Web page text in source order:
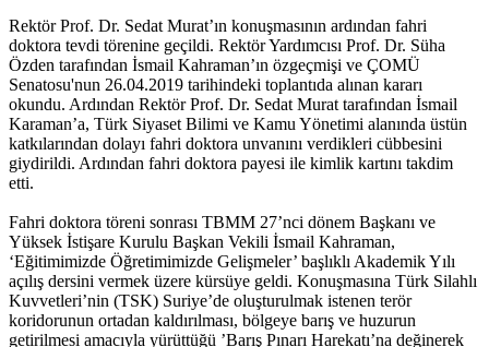
Rektör Prof. Dr. Sedat Murat’ın konuşmasının ardından fahri
doktora tevdi törenine geçildi. Rektör Yardımcısı Prof. Dr. Süha
Özden tarafından İsmail Kahraman’ın özgeçmişi ve ÇOMÜ
Senatosu'nun 26.04.2019 tarihindeki toplantıda alınan kararı
okundu. Ardından Rektör Prof. Dr. Sedat Murat tarafından İsmail
Karaman’a, Türk Siyaset Bilimi ve Kamu Yönetimi alanında üstün
katkılarından dolayı fahri doktora unvanını verdikleri cübbesini
giydirildi. Ardından fahri doktora payesi ile kimlik kartını takdim
etti.
Fahri doktora töreni sonrası TBMM 27’nci dönem Başkanı ve
Yüksek İstişare Kurulu Başkan Vekili İsmail Kahraman,
‘Eğitimimizde Öğretimimizde Gelişmeler’ başlıklı Akademik Yılı
açılış dersini vermek üzere kürsüye geldi. Konuşmasına Türk Silahlı
Kuvvetleri’nin (TSK) Suriye’de oluşturulmak istenen terör
koridorunun ortadan kaldırılması, bölgeye barış ve huzurun
getirilmesi amacıyla yürüttüğü ’Barış Pınarı Harekatı’na değinerek